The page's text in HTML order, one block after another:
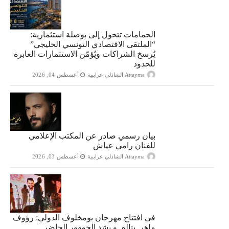
الحمامات تتحول إلى بوصلة استثمارية:
“الملتقى الاقتصادي التونسي الخليجي”
يُرسخ الشراكات ويُؤمّن الاستثمارات العابرة
للحدود
Attayma الشاذلي عرايبية أغسطس 04, 2026
بيان رسمي صادر عن المكتب الإعلامي
للفنان رامي عياش
Attayma الشاذلي عرايبية أغسطس 03, 2026
في افتتاح مهرجان بومخلوف الدولي: رؤوف
ماهر يتالق و يشد الجمهور الحاضر